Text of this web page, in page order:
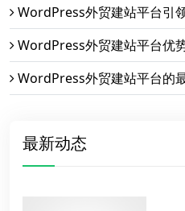
WordPress外贸建站平台引
WordPress外贸建站平台优
WordPress外贸建站平台的
最新动态